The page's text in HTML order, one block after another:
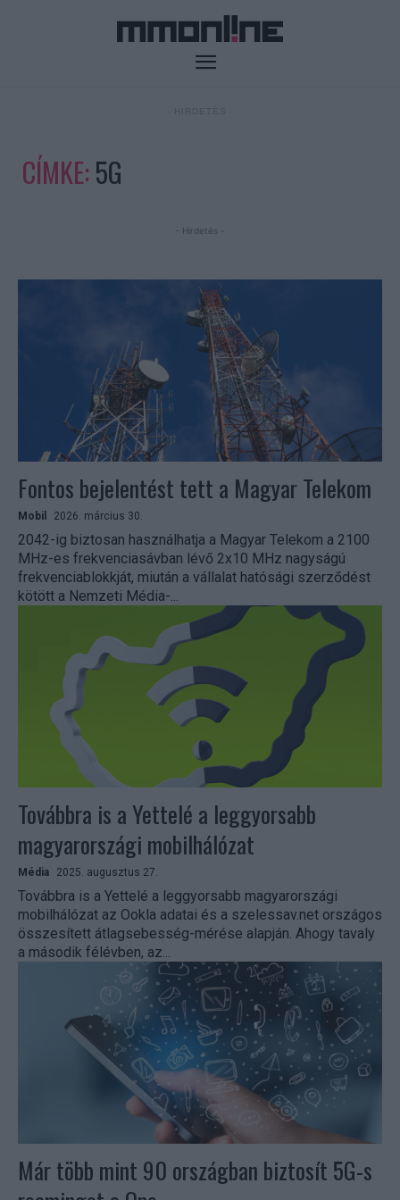
CÍMKE: 5G
- Hirdetés -
Fontos bejelentést tett a Magyar Telekom
Mobil 2026. március 30.
2042-ig biztosan használhatja a Magyar Telekom a 2100
MHz-es frekvenciasávban lévő 2x10 MHz nagyságú
frekvenciablokkját, miután a vállalat hatósági szerződést
kötött a Nemzeti Média-...
Továbbra is a Yettelé a leggyorsabb
magyarországi mobilhálózat
Média 2025. augusztus 27.
Továbbra is a Yettelé a leggyorsabb magyarországi
mobilhálózat az Ookla adatai és a szelessav.net országos
összesített átlagsebesség-mérése alapján. Ahogy tavaly
a második félévben, az...
Már több mint 90 országban biztosít 5G-s